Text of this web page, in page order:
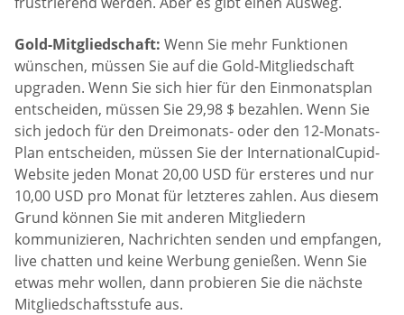
Gold-Mitgliedschaft: Wenn Sie mehr Funktionen
wünschen, müssen Sie auf die Gold-Mitgliedschaft
upgraden. Wenn Sie sich hier für den Einmonatsplan
entscheiden, müssen Sie 29,98 $ bezahlen. Wenn Sie
sich jedoch für den Dreimonats- oder den 12-Monats-
Plan entscheiden, müssen Sie der InternationalCupid-
Website jeden Monat 20,00 USD für ersteres und nur
10,00 USD pro Monat für letzteres zahlen. Aus diesem
Grund können Sie mit anderen Mitgliedern
kommunizieren, Nachrichten senden und empfangen,
live chatten und keine Werbung genießen. Wenn Sie
etwas mehr wollen, dann probieren Sie die nächste
Mitgliedschaftsstufe aus.